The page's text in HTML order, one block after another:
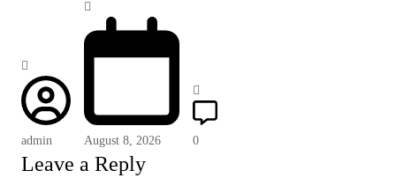
admin August 8, 2026 0
Leave a Reply